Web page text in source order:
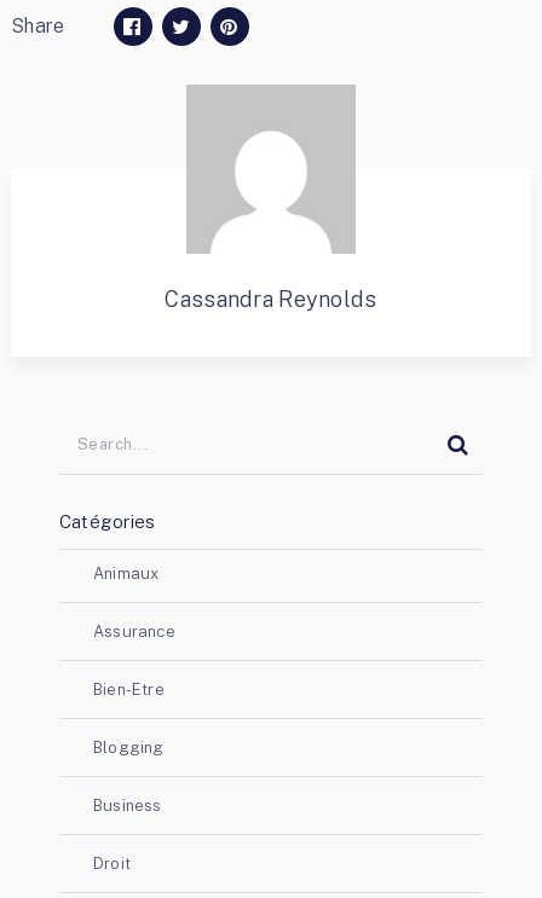
Share
Cassandra Reynolds
Catégories
Animaux
Assurance
Bien-Etre
Blogging
Business
Droit